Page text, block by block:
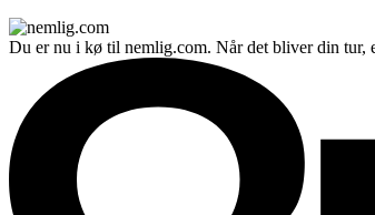
Du er nu i kø til nemlig.com. Når det bliver din tur,